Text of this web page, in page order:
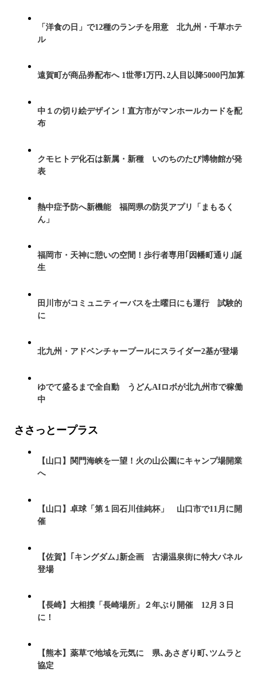
「洋食の日」で12種のランチを用意 北九州・千草ホテ
ル
遠賀町が商品券配布へ 1世帯1万円､2人目以降5000円加算
中１の切り絵デザイン！直方市がマンホールカードを配
布
クモヒトデ化石は新属・新種 いのちのたび博物館が発
表
熱中症予防へ新機能 福岡県の防災アプリ「まもるく
ん」
福岡市・天神に憩いの空間！歩行者専用｢因幡町通り｣誕
生
田川市がコミュニティーバスを土曜日にも運行 試験的
に
北九州・アドベンチャープールにスライダー2基が登場
ゆでて盛るまで全自動 うどんAIロボが北九州市で稼働
中
ささっとープラス
【山口】関門海峡を一望！火の山公園にキャンプ場開業
へ
【山口】卓球「第１回石川佳純杯」 山口市で11月に開
催
【佐賀】｢キングダム｣新企画 古湯温泉街に特大パネル
登場
【長崎】大相撲「長崎場所」２年ぶり開催 12月３日
に！
【熊本】薬草で地域を元気に 県､あさぎり町､ツムラと
協定